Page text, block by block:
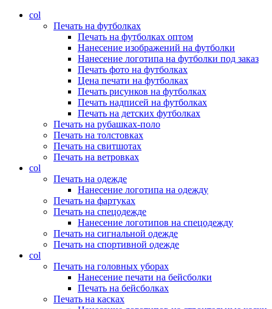
col
Печать на футболках
Печать на футболках оптом
Нанесение изображений на футболки
Нанесение логотипа на футболки под заказ
Печать фото на футболках
Цена печати на футболках
Печать рисунков на футболках
Печать надписей на футболках
Печать на детских футболках
Печать на рубашках-поло
Печать на толстовках
Печать на свитшотах
Печать на ветровках
col
Печать на одежде
Нанесение логотипа на одежду
Печать на фартуках
Печать на спецодежде
Нанесение логотипов на спецодежду
Печать на сигнальной одежде
Печать на спортивной одежде
col
Печать на головных уборах
Нанесение печати на бейсболки
Печать на бейсболках
Печать на касках